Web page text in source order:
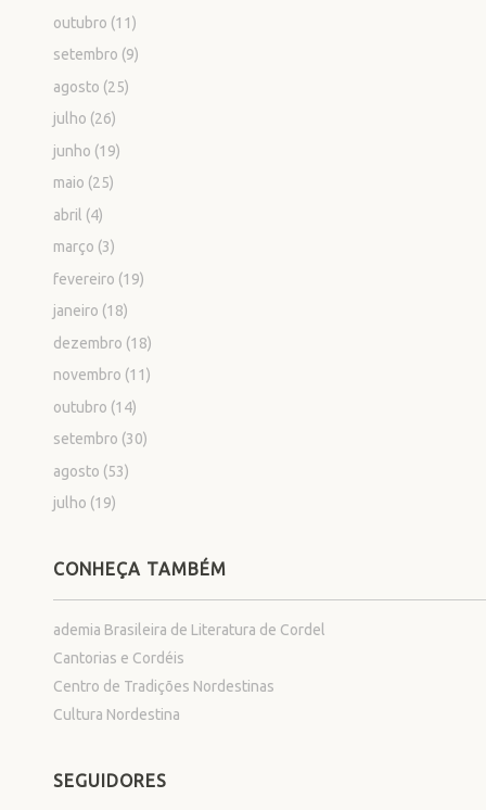
outubro (11)
setembro (9)
agosto (25)
julho (26)
junho (19)
maio (25)
abril (4)
março (3)
fevereiro (19)
janeiro (18)
dezembro (18)
novembro (11)
outubro (14)
setembro (30)
agosto (53)
julho (19)
CONHEÇA TAMBÉM
ademia Brasileira de Literatura de Cordel
Cantorias e Cordéis
Centro de Tradições Nordestinas
Cultura Nordestina
SEGUIDORES